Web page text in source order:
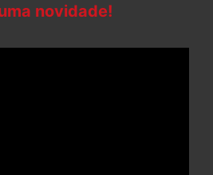
novidade!